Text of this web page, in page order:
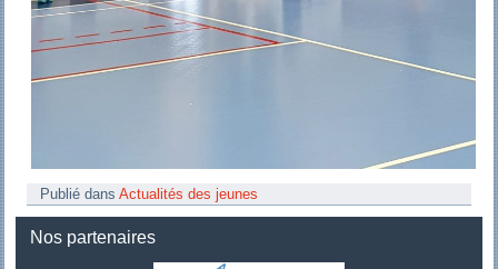
Publié dans Actualités des jeunes
Nos partenaires